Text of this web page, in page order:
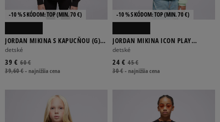
-10 % S KÓDOM: TOP (MIN. 70 €)
JORDAN MIKINA S KAPUCŇOU (G)BK
HIT HOOD BLK G
detské
60 €
39 €
39,60 €-najnižšia cena
-10 % S KÓDOM: TOP (MIN. 70 €)
JORDAN MIKINA ICON PLAY
OVERSIZED CREW GIRL
detské
45 €
24 €
30 €-najnižšia cena